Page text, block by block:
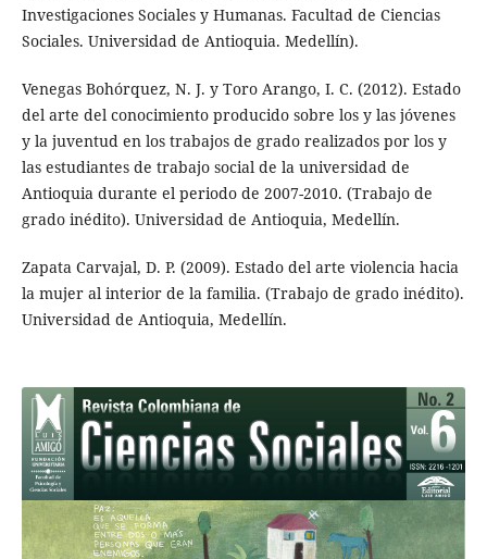
Investigaciones Sociales y Humanas. Facultad de Ciencias
Sociales. Universidad de Antioquia. Medellín).
Venegas Bohórquez, N. J. y Toro Arango, I. C. (2012). Estado
del arte del conocimiento producido sobre los y las jóvenes
y la juventud en los trabajos de grado realizados por los y
las estudiantes de trabajo social de la universidad de
Antioquia durante el periodo de 2007-2010. (Trabajo de
grado inédito). Universidad de Antioquia, Medellín.
Zapata Carvajal, D. P. (2009). Estado del arte violencia hacia
la mujer al interior de la familia. (Trabajo de grado inédito).
Universidad de Antioquia, Medellín.